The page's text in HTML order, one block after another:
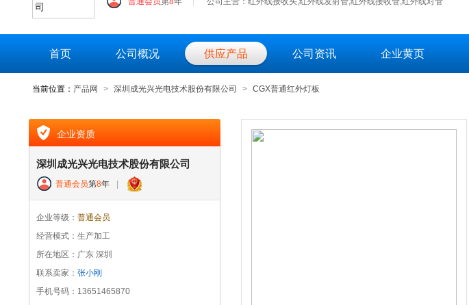
首页 公司概况 供应产品 公司资讯 企业黄页
当前位置： 产品网 > 深圳成光兴光电技术股份有限公司 > CGX普通红外灯板
企业资质
深圳成光兴光电技术股份有限公司
普通会员第8年
企业等级： 普通会员
经营模式：生产加工
所在地区：广东 深圳
联系卖家： 张小刚
手机号码：13651465870